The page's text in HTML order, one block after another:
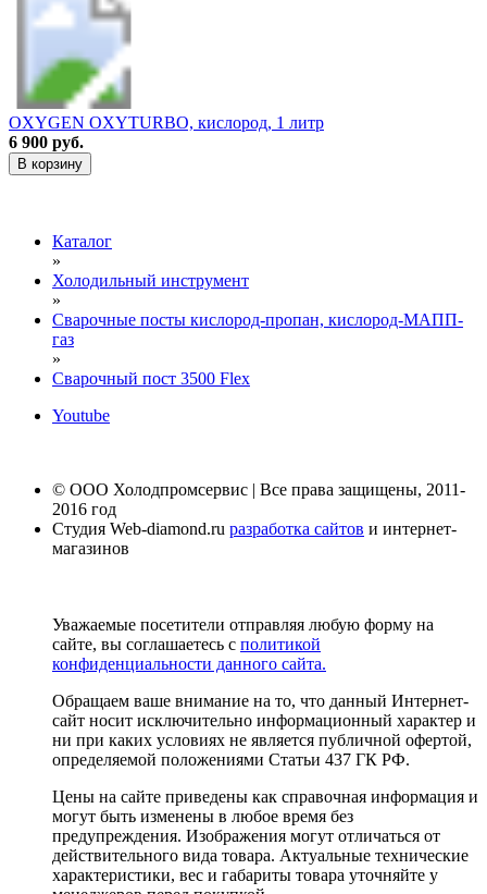
OXYGEN OXYTURBO, кислород, 1 литр
6 900 руб.
В корзину
Каталог
»
Холодильный инструмент
»
Сварочные посты кислород-пропан, кислород-МАПП-
газ
»
Сварочный пост 3500 Flex
Youtube
© ООО Холодпромсервис | Все права защищены, 2011-
2016 год
Студия Web-diamond.ru разработка сайтов и интернет-
магазинов
Уважаемые посетители отправляя любую форму на
сайте, вы соглашаетесь с политикой
конфиденциальности данного сайта.
Обращаем ваше внимание на то, что данный Интернет-
сайт носит исключительно информационный характер и
ни при каких условиях не является публичной офертой,
определяемой положениями Статьи 437 ГК РФ.
Цены на сайте приведены как справочная информация и
могут быть изменены в любое время без
предупреждения. Изображения могут отличаться от
действительного вида товара. Актуальные технические
характеристики, вес и габариты товара уточняйте у